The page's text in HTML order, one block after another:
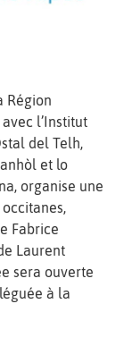
Région
l’Institut
del Telh,
et lo
organise une
Fabrice
Laurent
sera ouverte
à la